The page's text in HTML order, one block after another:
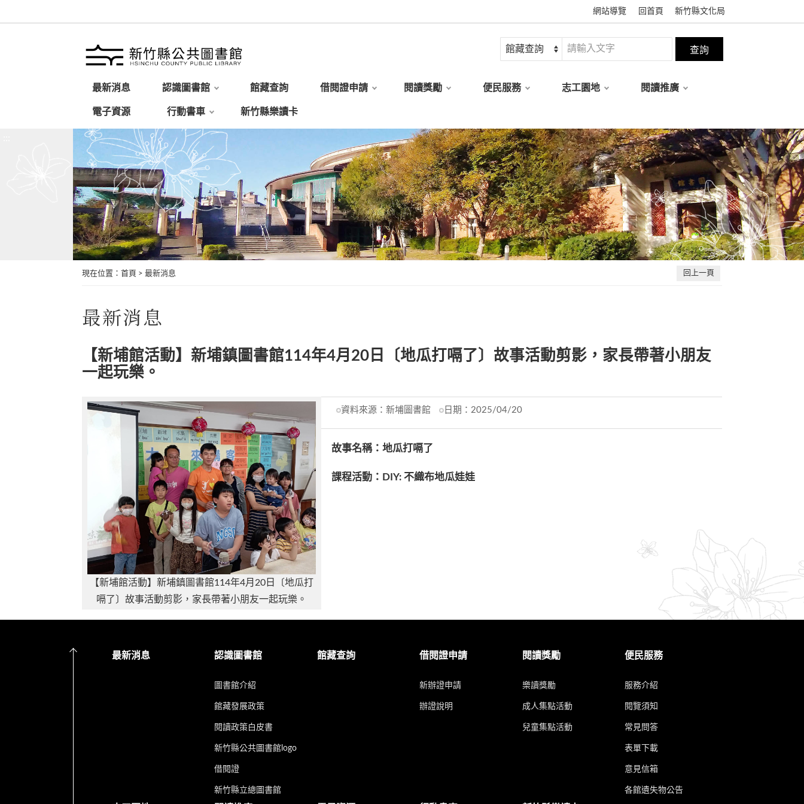
網站導覽 回首頁 新竹縣文化局
最新消息 認識圖書館 館藏查詢 借閱證申請 閱讀獎勵 便民服務 志工園地 閱讀推廣
電子資源 行動書車 新竹縣樂讀卡
現在位置 ： 首頁 > 最新消息 回上一頁
最新消息
【新埔館活動】新埔鎮圖書館114年4月20日〔地瓜打嗝了〕故事活動剪影，家長帶著小朋友
一起玩樂。
【新埔館活動】新埔鎮圖書館114年4月20日〔地瓜打
嗝了〕故事活動剪影，家長帶著小朋友一起玩樂。
資料來源： 新埔圖書館 日期：2025/04/20
故事名稱：地瓜打嗝了
課程活動： DIY: 不織布地瓜娃娃
最新消息 認識圖書館
圖書館介紹
館藏發展政策
閱讀政策白皮書
新竹縣公共圖書館logo
借閱證
新竹縣立總圖書館
館藏查詢 借閱證申請
新辦證申請
辦證說明
閱讀獎勵
樂讀獎勵
成人集點活動
兒童集點活動
便民服務
服務介紹
閱覽須知
常見問答
表單下載
意見信箱
各館遺失物公告